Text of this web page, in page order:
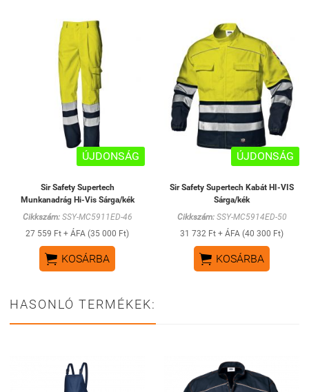
ÚJDONSÁG
Sir Safety Supertech
Munkanadrág Hi-Vis Sárga/kék
Cikkszám:SSY-MC5911ED-46
27 559 Ft + ÁFA (35 000 Ft)
 KOSÁRBA
ÚJDONSÁG
Sir Safety Supertech Kabát HI-VIS
Sárga/kék
Cikkszám:SSY-MC5914ED-50
31 732 Ft + ÁFA (40 300 Ft)
 KOSÁRBA
HASONLÓ TERMÉKEK: